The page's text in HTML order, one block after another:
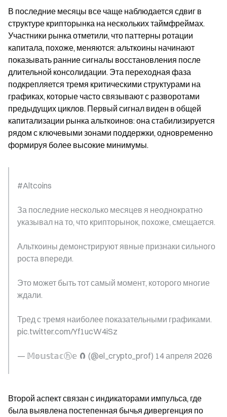
В последние месяцы все чаще наблюдается сдвиг в
структуре крипторынка на нескольких таймфреймах.
Участники рынка отметили, что паттерны ротации
капитала, похоже, меняются: альткоины начинают
показывать ранние сигналы восстановления после
длительной консолидации. Эта переходная фаза
подкрепляется тремя критическими структурами на
графиках, которые часто связывают с разворотами
предыдущих циклов. Первый сигнал виден в общей
капитализации рынка альткоинов: она стабилизируется
рядом с ключевыми зонами поддержки, одновременно
формируя более высокие минимумы.
#Altcoins
За последние несколько месяцев я неоднократно
указывал на то, что крипторынок, похоже, смещается.
Альткоины демонстрируют явные признаки сильного
роста впереди.
Это может быть тот самый момент, которого многие
ждали.
Тред с тремя наиболее показательными графиками.
pic.twitter.com/Yf1ucW4iSz
— 𝕄𝕠𝕦𝕤𝕥𝕒𝕔ⓗ𝕖 🧲 (@el_crypto_prof) 14 апреля 2026
Второй аспект связан с индикаторами импульса, где
была выявлена постепенная бычья дивергенция по